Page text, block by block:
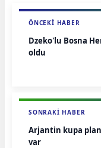
ÖNCEKI HABER
Dzeko'lu Bosna
oldu
SONRAKI HABER
Arjantin kupa
var